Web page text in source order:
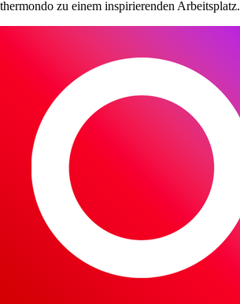
thermondo zu einem inspirierenden Arbeitsplatz.